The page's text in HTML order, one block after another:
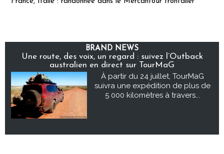
BRAND NEWS
Une route, des voix, un regard : suivez l’Outback
australien en direct sur TourMaG
À partir du 24 juillet, TourMaG
suivra une expédition de plus de
5 000 kilomètres à travers...